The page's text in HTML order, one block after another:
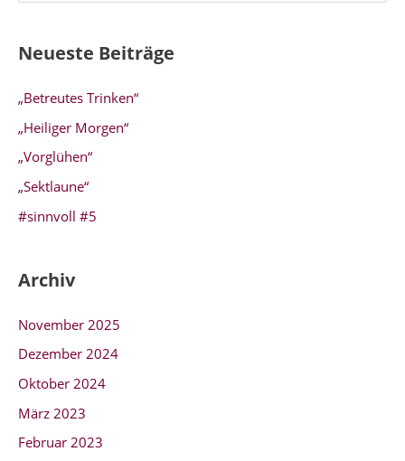
h
a
c
h
Neueste Beiträge
„Betreutes Trinken“
„Heiliger Morgen“
„Vorglühen“
„Sektlaune“
#sinnvoll #5
Archiv
November 2025
Dezember 2024
Oktober 2024
März 2023
Februar 2023